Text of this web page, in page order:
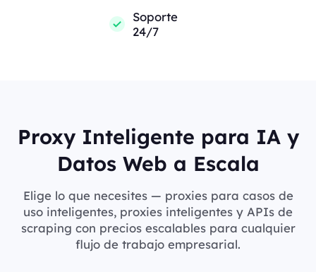
Soporte
24/7
Proxy Inteligente para IA y
Datos Web a Escala
Elige lo que necesites — proxies para casos de
uso inteligentes, proxies inteligentes y APIs de
scraping con precios escalables para cualquier
flujo de trabajo empresarial.